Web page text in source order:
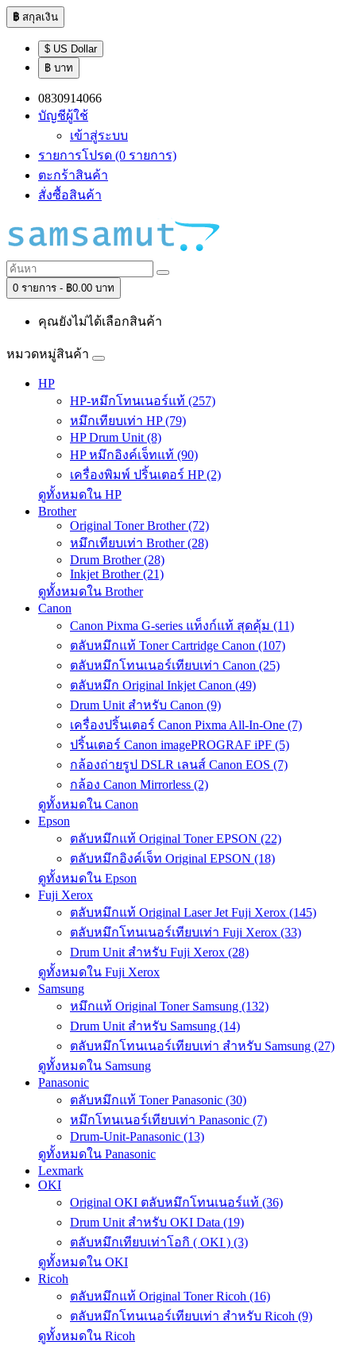
฿ สกุลเงิน
$ US Dollar
฿ บาท
0830914066
บัญชีผู้ใช้
เข้าสู่ระบบ
รายการโปรด (0 รายการ)
ตะกร้าสินค้า
สั่งซื้อสินค้า
0 รายการ - ฿0.00 บาท
คุณยังไม่ได้เลือกสินค้า
หมวดหมู่สินค้า
HP
HP-หมึกโทนเนอร์แท้ (257)
หมึกเทียบเท่า HP (79)
HP Drum Unit (8)
HP หมึกอิงค์เจ็ทแท้ (90)
เครื่องพิมพ์ ปริ้นเตอร์ HP (2)
ดูทั้งหมดใน HP
Brother
Original Toner Brother (72)
หมึกเทียบเท่า Brother (28)
Drum Brother (28)
Inkjet Brother (21)
ดูทั้งหมดใน Brother
Canon
Canon Pixma G-series แท็งก์แท้ สุดคุ้ม (11)
ตลับหมึกแท้ Toner Cartridge Canon (107)
ตลับหมึกโทนเนอร์เทียบเท่า Canon (25)
ตลับหมึก Original Inkjet Canon (49)
Drum Unit สำหรับ Canon (9)
เครื่องปริ้นเตอร์ Canon Pixma All-In-One (7)
ปริ้นเตอร์ Canon imagePROGRAF iPF (5)
กล้องถ่ายรูป DSLR เลนส์ Canon EOS (7)
กล้อง Canon Mirrorless (2)
ดูทั้งหมดใน Canon
Epson
ตลับหมึกแท้ Original Toner EPSON (22)
ตลับหมึกอิงค์เจ็ท Original EPSON (18)
ดูทั้งหมดใน Epson
Fuji Xerox
ตลับหมึกแท้ Original Laser Jet Fuji Xerox (145)
ตลับหมึกโทนเนอร์เทียบเท่า Fuji Xerox (33)
Drum Unit สำหรับ Fuji Xerox (28)
ดูทั้งหมดใน Fuji Xerox
Samsung
หมึกแท้ Original Toner Samsung (132)
Drum Unit สำหรับ Samsung (14)
ตลับหมึกโทนเนอร์เทียบเท่า สำหรับ Samsung (27)
ดูทั้งหมดใน Samsung
Panasonic
ตลับหมึกแท้ Toner Panasonic (30)
หมึกโทนเนอร์เทียบเท่า Panasonic (7)
Drum-Unit-Panasonic (13)
ดูทั้งหมดใน Panasonic
Lexmark
OKI
Original OKI ตลับหมึกโทนเนอร์แท้ (36)
Drum Unit สำหรับ OKI Data (19)
ตลับหมึกเทียบเท่าโอกิ ( OKI ) (3)
ดูทั้งหมดใน OKI
Ricoh
ตลับหมึกแท้ Original Toner Ricoh (16)
ตลับหมึกโทนเนอร์เทียบเท่า สำหรับ Ricoh (9)
ดูทั้งหมดใน Ricoh